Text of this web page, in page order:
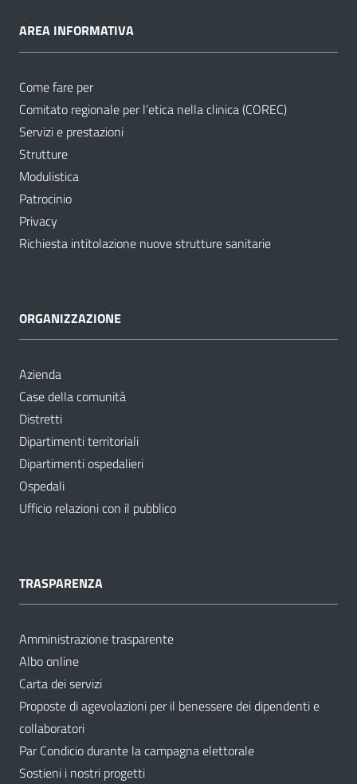
AREA INFORMATIVA
Come fare per
Comitato regionale per l’etica nella clinica (COREC)
Servizi e prestazioni
Strutture
Modulistica
Patrocinio
Privacy
Richiesta intitolazione nuove strutture sanitarie
ORGANIZZAZIONE
Azienda
Case della comunità
Distretti
Dipartimenti territoriali
Dipartimenti ospedalieri
Ospedali
Ufficio relazioni con il pubblico
TRASPARENZA
Amministrazione trasparente
Albo online
Carta dei servizi
Proposte di agevolazioni per il benessere dei dipendenti e
collaboratori
Par Condicio durante la campagna elettorale
Sostieni i nostri progetti